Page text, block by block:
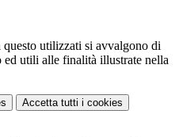
utilizzati si avvalgono di
ed utili alle finalità illustrate nella
Accetta tutti i cookies